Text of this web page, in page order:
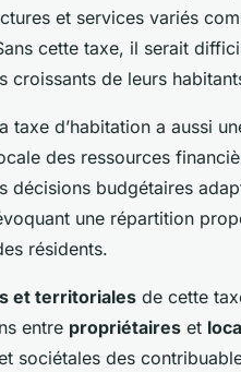
et services variés
cette taxe, il serait
croissants de leurs
taxe d’habitation a aussi
des ressources
décisions budgétaires
une répartition
résidents.
et territoriales de cette
entre propriétaires et
sociétales des